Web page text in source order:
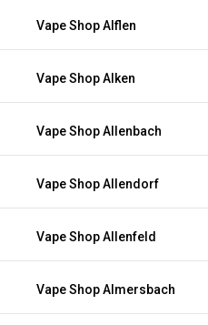
Vape Shop Alflen
Vape Shop Alken
Vape Shop Allenbach
Vape Shop Allendorf
Vape Shop Allenfeld
Vape Shop Almersbach